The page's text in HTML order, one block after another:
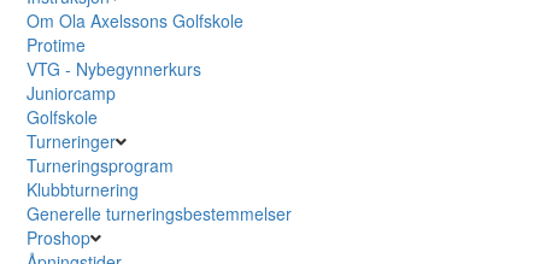
Om Ola Axelssons Golfskole
Protime
VTG - Nybegynnerkurs
Juniorcamp
Golfskole
Turneringer
Turneringsprogram
Klubbturnering
Generelle turneringsbestemmelser
Proshop